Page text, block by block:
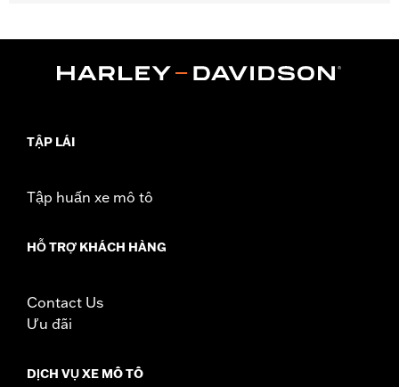
In the Box: Receiver, holster, and 1 3v lithium battery
TẬP LÁI
Tập huấn xe mô tô
HỖ TRỢ KHÁCH HÀNG
Contact Us
Ưu đãi
DỊCH VỤ XE MÔ TÔ